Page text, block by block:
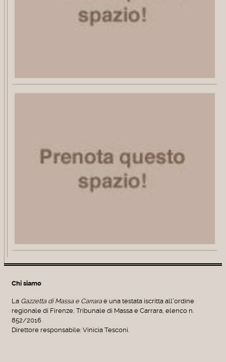
Chi siamo
La Gazzetta di Massa e Carraraè una testata iscritta all'ordine
regionale di Firenze, Tribunale di Massa e Carrara, elenco n.
852/2016
Direttore responsabile: Vinicia Tesconi.